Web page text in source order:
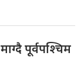
पूर्वपश्चिम